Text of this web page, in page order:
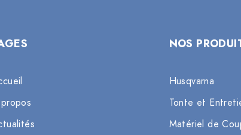
NOS
Husqvarna
Tonte et
Matériel de